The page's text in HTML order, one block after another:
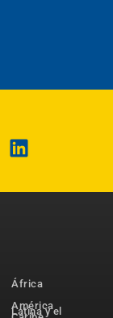
África
América
Latina y el